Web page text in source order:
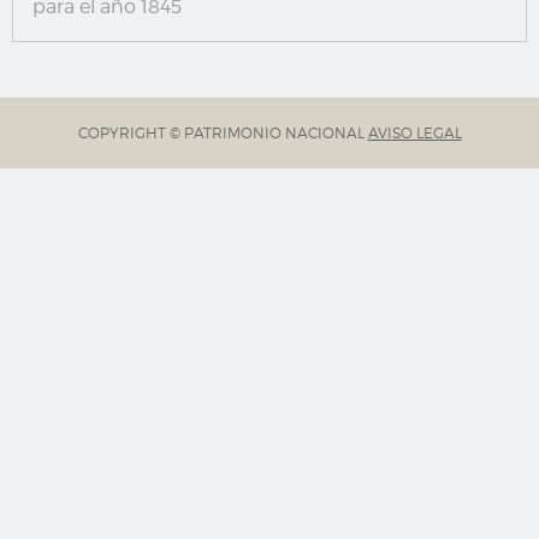
para el año 1845
COPYRIGHT © PATRIMONIO NACIONAL AVISO LEGAL